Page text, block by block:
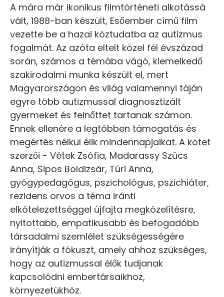
A mára már ikonikus filmtörténeti alkotássá
vált, 1988-ban készült, Esőember című film
vezette be a hazai köztudatba az autizmus
fogalmát. Az azóta eltelt közel fél évszázad
során, számos a témába vágó, kiemelkedő
szakirodalmi munka készült el, mert
Magyarországon és világ valamennyi táján
egyre több autizmussal diagnosztizált
gyermeket és felnőttet tartanak számon.
Ennek ellenére a legtöbben támogatás és
megértés nélkül élik mindennapjaikat. A kötet
szerzői - Vétek Zsófia, Madarassy Szücs
Anna, Sipos Boldizsár, Túri Anna,
gyógypedagógus, pszichológus, pszichiáter,
rezidens orvos a téma iránti
elkötelezettséggel újfajta megközelítésre,
nyitottabb, empatikusabb és befogadóbb
társadalmi szemlélet szükségességére
irányítják a fókuszt, amely ahhoz szükséges,
hogy az autizmussal élők tudjanak
kapcsolódni embertársaikhoz,
környezetükhöz.